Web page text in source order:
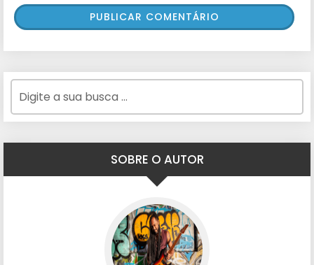
SOBRE O AUTOR